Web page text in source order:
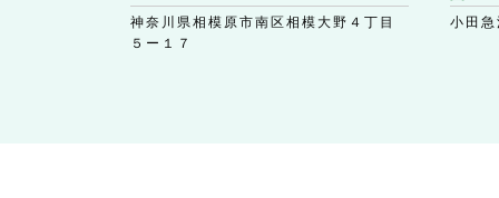
神奈川県相模原市南区相模大野４丁目
５ー１７
小田